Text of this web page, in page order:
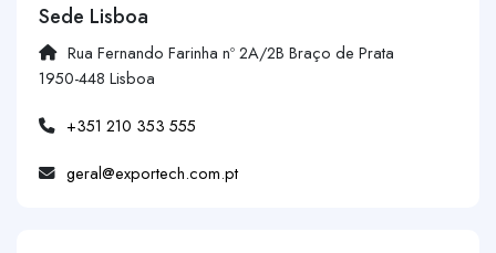
Sede Lisboa
Rua Fernando Farinha nº 2A/2B Braço de Prata
1950-448 Lisboa
+351 210 353 555
geral@exportech.com.pt